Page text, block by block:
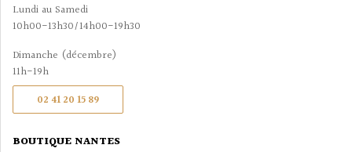
Lundi au Samedi
10h00-13h30/14h00-19h30
Dimanche (décembre)
11h-19h
02 41 20 15 89
BOUTIQUE NANTES